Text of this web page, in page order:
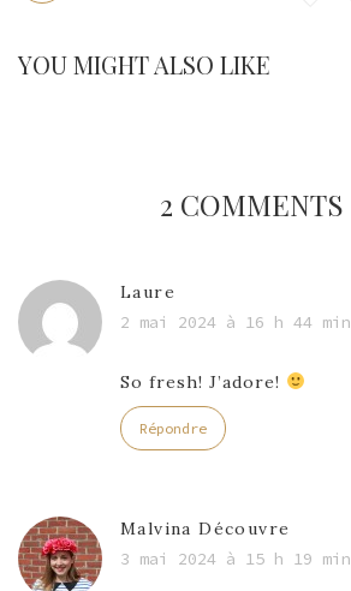
YOU MIGHT ALSO LIKE
2 COMMENTS
Laure
2 mai 2024 à 16 h 44 min
So fresh! J’adore!
Répondre
Malvina Découvre
3 mai 2024 à 15 h 19 min